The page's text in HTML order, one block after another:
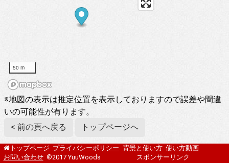
50 m
※地図の表示は推定位置を表示しておりますので誤差や間違
いの可能性が有ります。
< 前の頁へ戻る
トップページへ
トップページ プライバシーポリシー 背景と使い方 使い方動画
お問い合わせ ©2017 YuuWoods スポンサーリンク